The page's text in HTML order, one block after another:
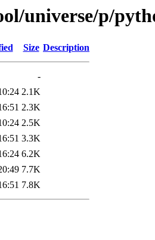
universe/p/
Size Description
-
2.1K
2.3K
2.5K
3.3K
6.2K
7.7K
7.8K